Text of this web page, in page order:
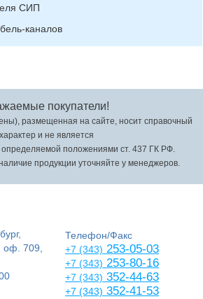
СИП
каналов
покупатели!
размещенная на сайте, носит справочный
характер и не является
положениями ст. 437 ГК РФ.
продукции уточняйте у менеджеров.
оф. 709,
Телефон/Факс
+7 (343) 253-05-03
+7 (343) 253-80-16
+7 (343) 352-44-63
+7 (343) 352-41-53